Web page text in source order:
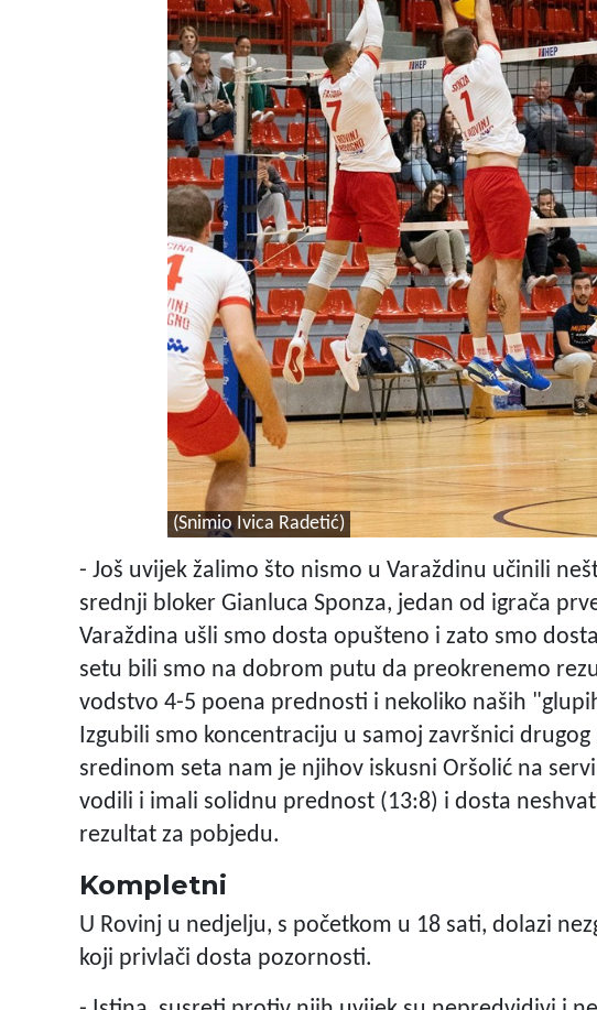
(Snimio Ivica Radetić)
- Još uvijek žalimo što nismo u Varaždinu učinili
srednji bloker Gianluca Sponza, jedan od igrača
Varaždina ušli smo dosta opušteno i zato smo
setu bili smo na dobrom putu da preokrenemo
vodstvo 4-5 poena prednosti i nekoliko naših
Izgubili smo koncentraciju u samoj završnici
sredinom seta nam je njihov iskusni Oršolić na
vodili i imali solidnu prednost (13:8) i dosta
rezultat za pobjedu.
Kompletni
U Rovinj u nedjelju, s početkom u 18 sati, dolazi
koji privlači dosta pozornosti.